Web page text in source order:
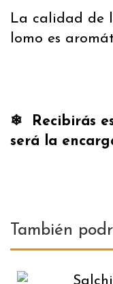
La calidad de
lomo es
❄︎ Recibirás
será la
También